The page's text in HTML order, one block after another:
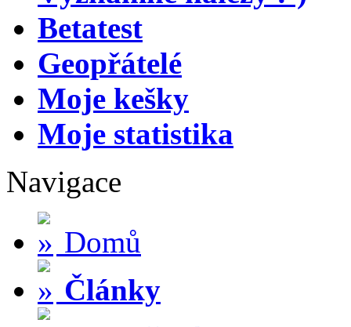
Betatest
Geopřátelé
Moje kešky
Moje statistika
Navigace
Domů
Články